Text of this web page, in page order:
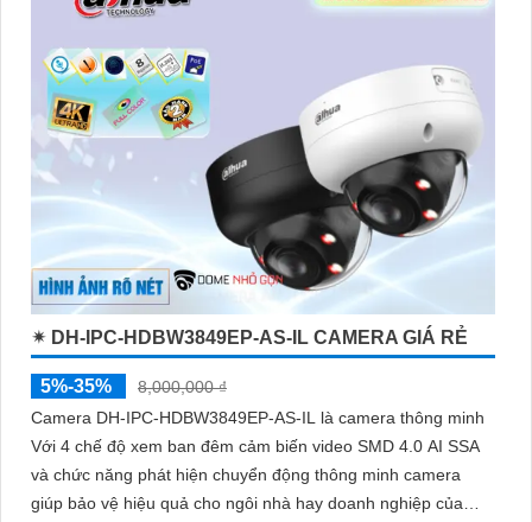
✴ DH-IPC-HDBW3849EP-AS-IL CAMERA GIÁ RẺ
5%-35%
8,000,000 ₫
Camera DH-IPC-HDBW3849EP-AS-IL là camera thông minh
Với 4 chế độ xem ban đêm cảm biến video SMD 4.0 AI SSA
và chức năng phát hiện chuyển động thông minh camera
giúp bảo vệ hiệu quả cho ngôi nhà hay doanh nghiệp của